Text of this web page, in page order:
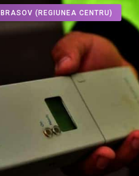
BRASOV (REGIUNEA CENTRU)